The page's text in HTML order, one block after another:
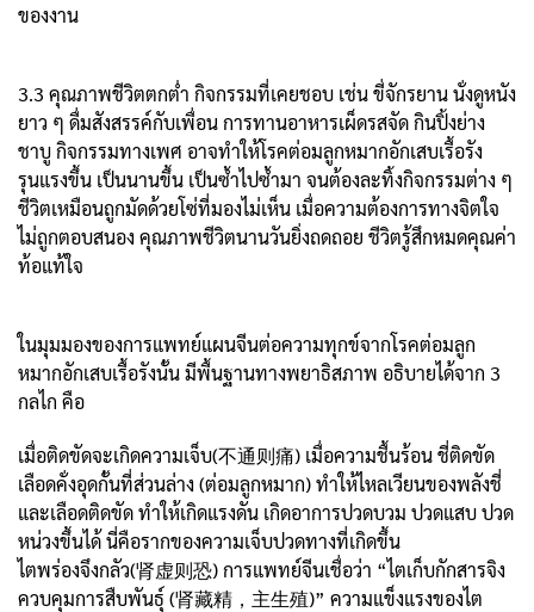
ของงาน
3.3 คุณภาพชีวิตตกต่ำ กิจกรรมที่เคยชอบ เช่น ขี่จักรยาน นั่งดูหนัง
ยาว ๆ ดื่มสังสรรค์กับเพื่อน การทานอาหารเผ็ดรสจัด กินปิ้งย่าง
ชาบู กิจกรรมทางเพศ อาจทำให้โรคต่อมลูกหมากอักเสบเรื้อรัง
รุนแรงขึ้น เป็นนานขึ้น เป็นซ้ำไปซ้ำมา จนต้องละทิ้งกิจกรรมต่าง ๆ
ชีวิตเหมือนถูกมัดด้วยโซ่ที่มองไม่เห็น เมื่อความต้องการทางจิตใจ
ไม่ถูกตอบสนอง คุณภาพชีวิตนานวันยิ่งถดถอย ชีวิตรู้สึกหมดคุณค่า
ท้อแท้ใจ
ในมุมมองของการแพทย์แผนจีนต่อความทุกข์จากโรคต่อมลูก
หมากอักเสบเรื้อรังนั้น มีพื้นฐานทางพยาธิสภาพ อธิบายได้จาก 3
กลไก คือ
เมื่อติดขัดจะเกิดความเจ็บ(不通则痛) เมื่อความชื้นร้อน ชี่ติดขัด
เลือดคั่งอุดกั้นที่ส่วนล่าง (ต่อมลูกหมาก) ทำให้ไหลเวียนของพลังชี่
และเลือดติดขัด ทำให้เกิดแรงดัน เกิดอาการปวดบวม ปวดแสบ ปวด
หน่วงขึ้นได้ นี่คือรากของความเจ็บปวดทางที่เกิดขึ้น
ไตพร่องจึงกลัว(肾虚则恐) การแพทย์จีนเชื่อว่า “ไตเก็บกักสารจิง
ควบคุมการสืบพันธุ์ (肾藏精，主生殖)” ความแข็งแรงของไต